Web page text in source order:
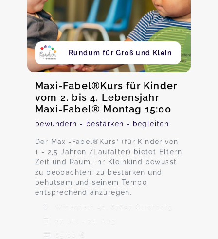
Rundum für Groß und Klein
Maxi-Fabel®Kurs für Kinder
vom 2. bis 4. Lebensjahr
Maxi-Fabel® Montag 15:00
bewundern - bestärken - begleiten
Der Maxi-Fabel®Kurs* (für Kinder von
1 - 2,5 Jahren /Laufalter) bietet Eltern
Zeit und Raum, ihr Kleinkind bewusst
zu beobachten, zu bestärken und
behutsam und seinem Tempo
entsprechend anzuregen.
Wiesenstr. 41, 67697 Otterberg
27. Jul - 24. Aug
65,00 €